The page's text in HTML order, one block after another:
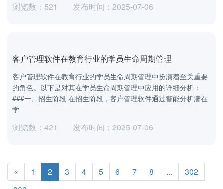
浏览数：521 发布时间：2025-07-06
客户管理软件在教育行业的学员生命周期管理
客户管理软件在教育行业的学员生命周期管理中扮演着至关重要
的角色。以下是对其在学员生命周期管理中应用的详细分析：
###一、招生阶段 在招生阶段，客户管理软件通过智能分析潜在
学
浏览数：421 发布时间：2025-07-06
« 1 2 3 4 5 6 7 8 ...
302